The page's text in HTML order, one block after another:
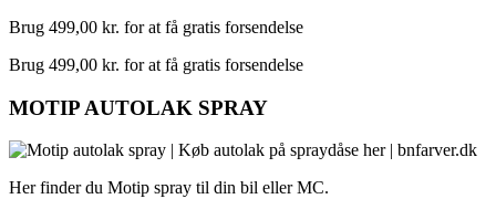
Brug 499,00 kr. for at få gratis forsendelse
Brug 499,00 kr. for at få gratis forsendelse
MOTIP AUTOLAK SPRAY
Her finder du Motip spray til din bil eller MC.